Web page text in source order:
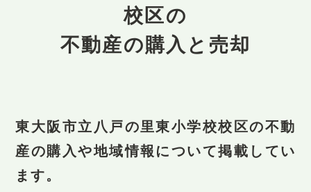
校区の
不動産の購入と売却
東大阪市立八戸の里東小学校校区の不動
産の購入や地域情報について掲載してい
ます。